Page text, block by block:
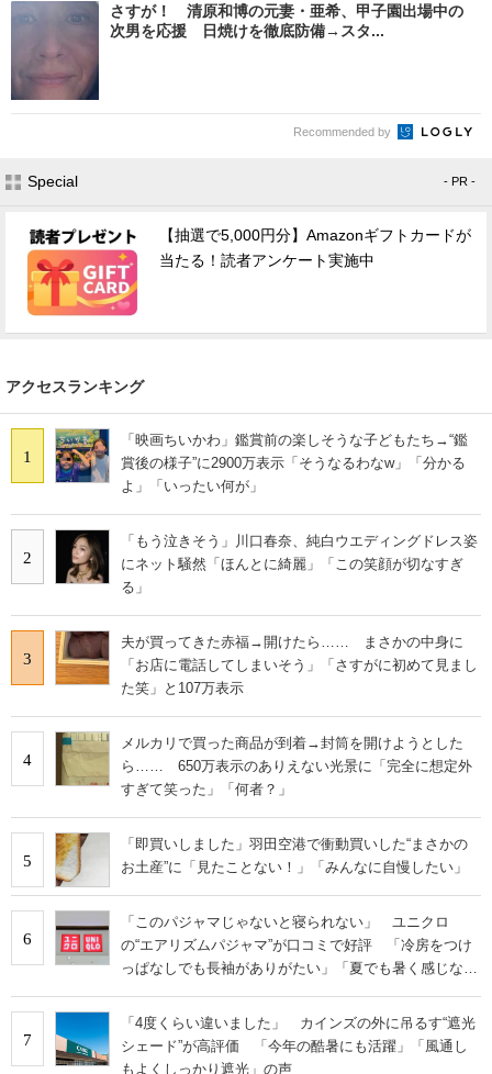
さすが！ 清原和博の元妻・亜希、甲子園出場中の
次男を応援 日焼けを徹底防備→スタ...
Recommended by
Special - PR -
【抽選で5,000円分】Amazonギフトカードが
当たる！読者アンケート実施中
アクセスランキング
1
「映画ちいかわ」鑑賞前の楽しそうな子どもたち→“鑑
賞後の様子”に2900万表示「そうなるわなw」「分かる
よ」「いったい何が」
2
「もう泣きそう」川口春奈、純白ウエディングドレス姿
にネット騒然「ほんとに綺麗」「この笑顔が切なすぎ
る」
3
夫が買ってきた赤福→開けたら…… まさかの中身に
「お店に電話してしまいそう」「さすがに初めて見まし
た笑」と107万表示
4
メルカリで買った商品が到着→封筒を開けようとした
ら…… 650万表示のありえない光景に「完全に想定外
すぎて笑った」「何者？」
5
「即買いしました」羽田空港で衝動買いした“まさかの
お土産”に「見たことない！」「みんなに自慢したい」
6
「このパジャマじゃないと寝られない」 ユニクロ
の“エアリズムパジャマ”が口コミで好評 「冷房をつけ
っぱなしでも長袖がありがたい」「夏でも暑く感じな
7
「4度くらい違いました」 カインズの外に吊るす“遮光
シェード”が高評価 「今年の酷暑にも活躍」「風通し
もよくしっかり遮光」の声